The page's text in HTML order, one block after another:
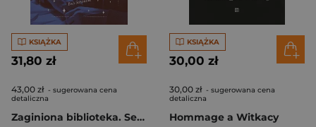
KSIĄŻKA
31,80 zł
43,00 zł - sugerowana cena
detaliczna
Zaginiona biblioteka. Sekret różokrzyża
KSIĄŻKA
30,00 zł
30,00 zł - sugerowana cena
detaliczna
Hommage a Witkacy